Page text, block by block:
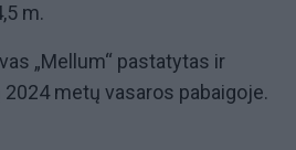
m.
„Mellum“ pastatytas ir
metų vasaros pabaigoje.